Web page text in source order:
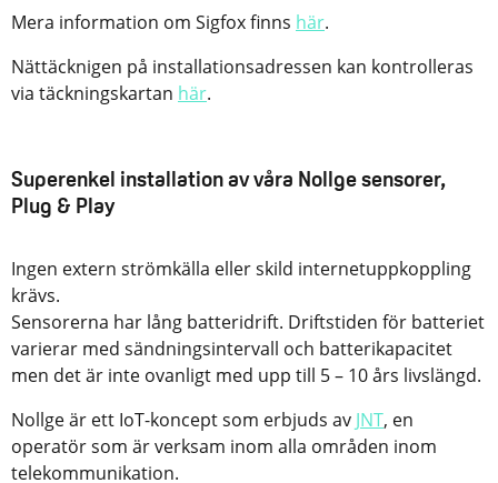
Mera information om Sigfox finns här.
Nättäcknigen på installationsadressen kan kontrolleras
via täckningskartan här.
Superenkel installation av våra Nollge sensorer,
Plug & Play
Ingen extern strömkälla eller skild internetuppkoppling
krävs.
Sensorerna har lång batteridrift. Driftstiden för batteriet
varierar med sändningsintervall och batterikapacitet
men det är inte ovanligt med upp till 5 – 10 års livslängd.
Nollge är ett IoT-koncept som erbjuds av JNT, en
operatör som är verksam inom alla områden inom
telekommunikation.